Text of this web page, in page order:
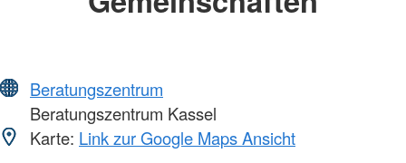
Beratungszentrum
Beratungszentrum Kassel
Karte: Link zur Google Maps Ansicht